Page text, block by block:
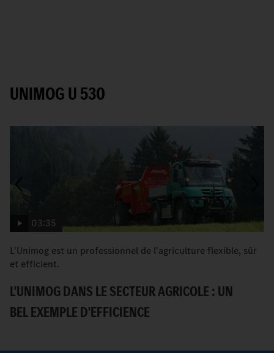
UNIMOG U 530
03:35
L'Unimog est un professionnel de l'agriculture flexible, sûr
et efficient.
L'UNIMOG DANS LE SECTEUR AGRICOLE : UN
BEL EXEMPLE D'EFFICIENCE